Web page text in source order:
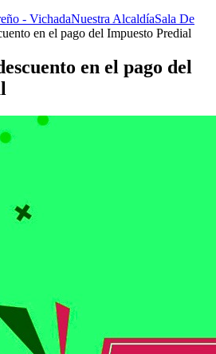
- VichadaNuestra AlcaldíaSala De
en el pago del Impuesto Predial
en el pago del